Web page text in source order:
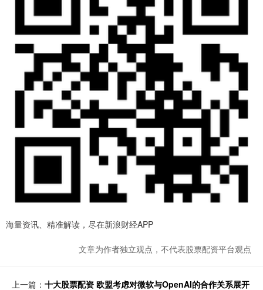
海量资讯、精准解读，尽在新浪财经APP
文章为作者独立观点，不代表股票配资平台观点
上一篇： 十大股票配资 欧盟考虑对微软与OpenAI的合作关系展开